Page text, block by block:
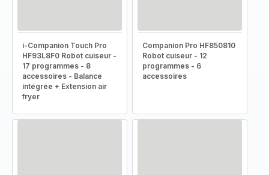
i-Companion Touch Pro
HF93L8F0 Robot cuiseur -
17 programmes - 8
accessoires - Balance
intégrée + Extension air
fryer
Companion Pro HF850810
Robot cuiseur - 12
programmes - 6
accessoires